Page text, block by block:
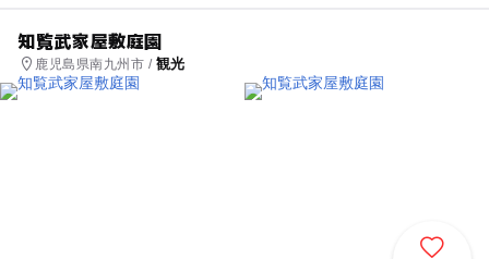
知覧武家屋敷庭園
鹿児島県南九州市 / 観光